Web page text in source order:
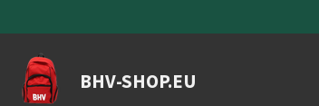
direct
naar
hoofdinhoud
BHV-SHOP.EU